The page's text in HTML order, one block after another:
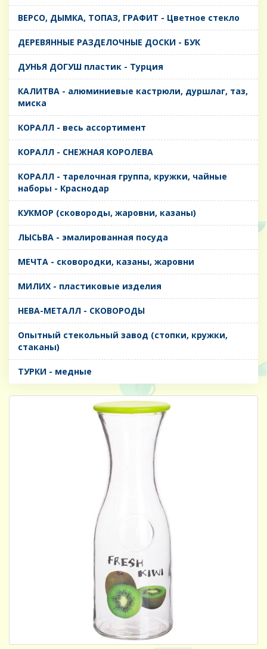
ВЕРСО, ДЫМКА, ТОПАЗ, ГРАФИТ - Цветное стекло
ДЕРЕВЯННЫЕ РАЗДЕЛОЧНЫЕ ДОСКИ - БУК
ДУНЬЯ ДОГУШ пластик - Турция
КАЛИТВА - алюминиевые кастрюли, дуршлаг, таз,
миска
КОРАЛЛ - весь ассортимент
КОРАЛЛ - СНЕЖНАЯ КОРОЛЕВА
КОРАЛЛ - тарелочная группа, кружки, чайные
наборы - Краснодар
КУКМОР (сковороды, жаровни, казаны)
ЛЫСЬВА - эмалированная посуда
МЕЧТА - сковородки, казаны, жаровни
МИЛИХ - пластиковые изделия
НЕВА-МЕТАЛЛ - СКОВОРОДЫ
Опытный стекольный завод (стопки, кружки,
стаканы)
ТУРКИ - медные